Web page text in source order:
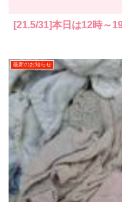
[21.5/31]本日は12時～
最新のお知らせ